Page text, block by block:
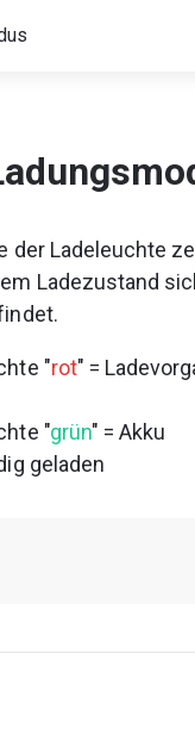
der Ladeleuchte
Ladezustand
"rot" =
"grün" = Akku
geladen